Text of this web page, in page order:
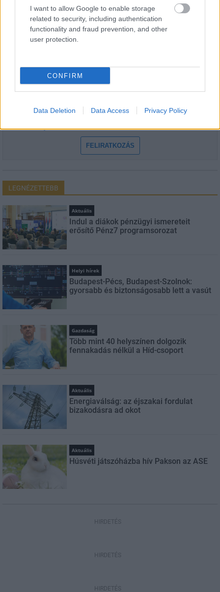
I want to allow Google to enable storage
related to security, including authentication
functionality and fraud prevention, and other
user protection.
CONFIRM
Data Deletion Data Access Privacy Policy
HÍRLEVÉL
E-mail cím
Feliratkozom a hírlevélre és elfogadom azadatvédelmi
szabályzatot!
FELIRATKOZÁS
LEGNÉZETTEBB
Aktuális
Indul a diákok pénzügyi ismereteit
erősítő Pénz7 programsorozat
Helyi hírek
Budapest-Pécs, Budapest-Szolnok:
gyorsabb és biztonságosabb lett a vasút
Gazdaság
Több mint 40 helyszínen dolgozik
fennakadás nélkül a Híd-csoport
Aktuális
Energiaválság: az éjszakai fordulat
bizakodásra ad okot
Aktuális
Húsvéti játszóházba hív Pakson az ASE
HIRDETÉS
HIRDETÉS
HIRDETÉS